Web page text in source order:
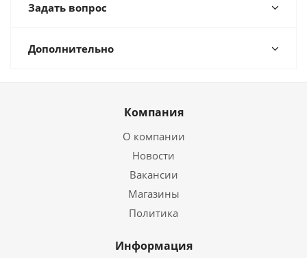
Задать вопрос
Дополнительно
Компания
О компании
Новости
Вакансии
Магазины
Политика
Информация